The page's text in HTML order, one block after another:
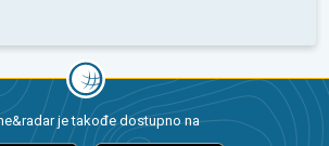
je takođe dostupno na